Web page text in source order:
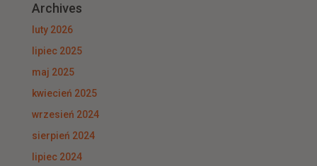
Archives
luty 2026
lipiec 2025
maj 2025
kwiecień 2025
wrzesień 2024
sierpień 2024
lipiec 2024